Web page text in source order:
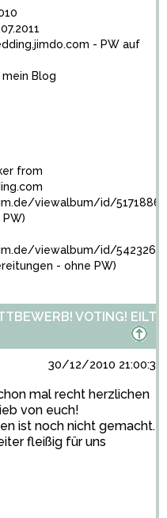
- PW auf
mein Blog
from
viewalbum/id/5171886
viewalbum/id/5423266
- ohne PW)
VOTING! EILT!
30/12/2010 21:00:30
mal recht herzlichen
von euch!
ist noch nicht gemacht.
fleißig für uns